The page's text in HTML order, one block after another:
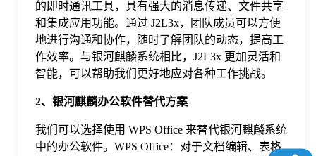
的即时通讯工具，具有强大的消息传递、文件共享
和集成应用功能。通过 J2L3x，团队成员可以方便
地进行沟通和协作，随时了解团队的动态，提高工
作效率。与银河麒麟系统相比，J2L3x 更加灵活和
智能，可以帮助我们更好地应对各种工作挑战。
2、银河麒麟办公软件替代方案
我们可以选择使用 WPS Office 来替代银河麒麟系统
中的办公软件。WPS Office：对于文档编辑、表格